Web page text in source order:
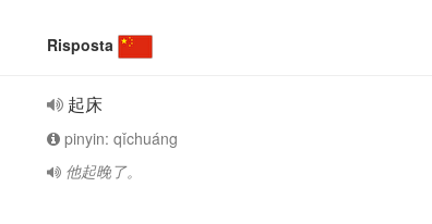
Risposta
起床
pinyin: qǐchuáng
他起晚了。